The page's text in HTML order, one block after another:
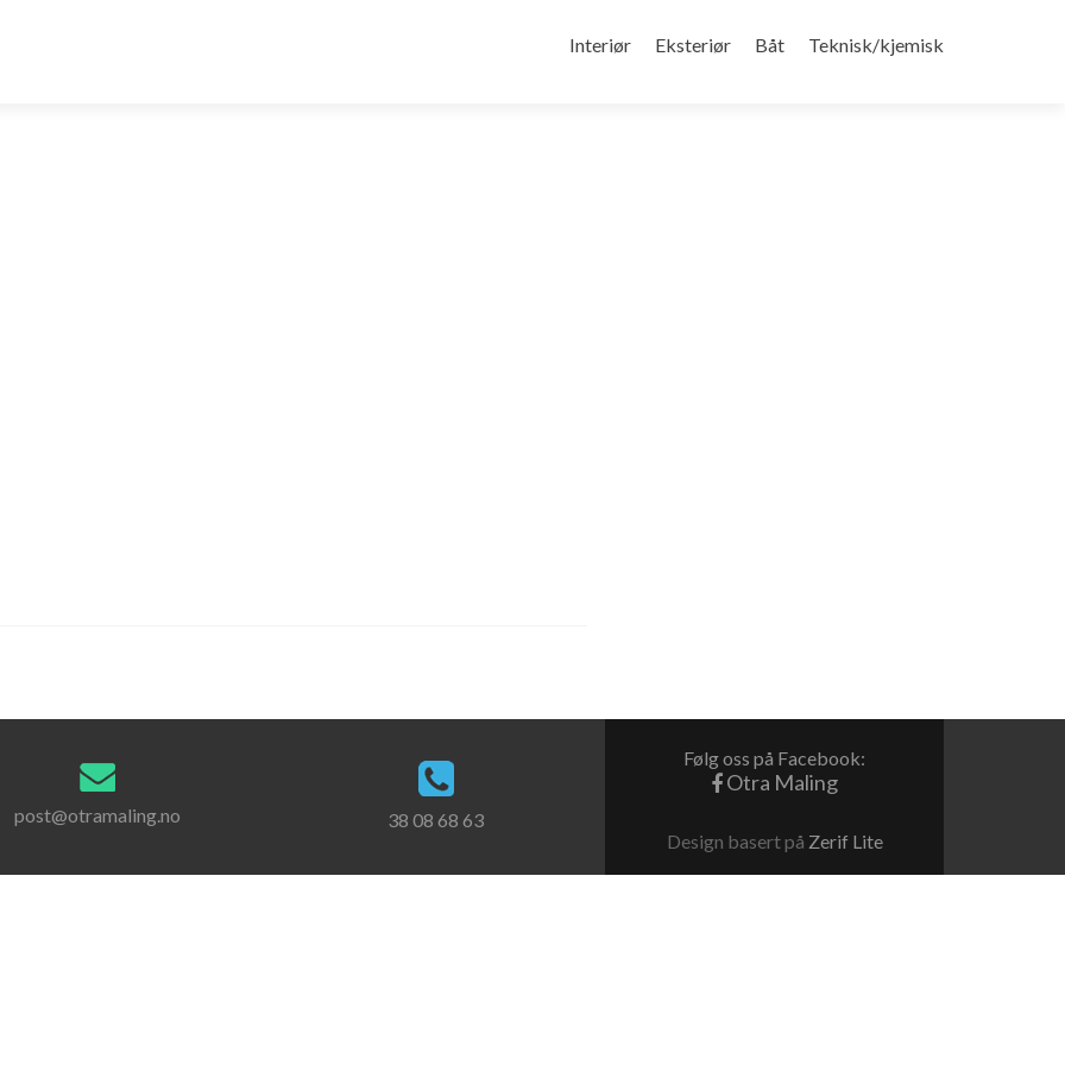
til
Interiør Eksteriør Båt Teknisk/kjemisk
post@otramaling.no 38 08 68 63
Følg oss på Facebook:
Otra Maling
Design basert på Zerif Lite